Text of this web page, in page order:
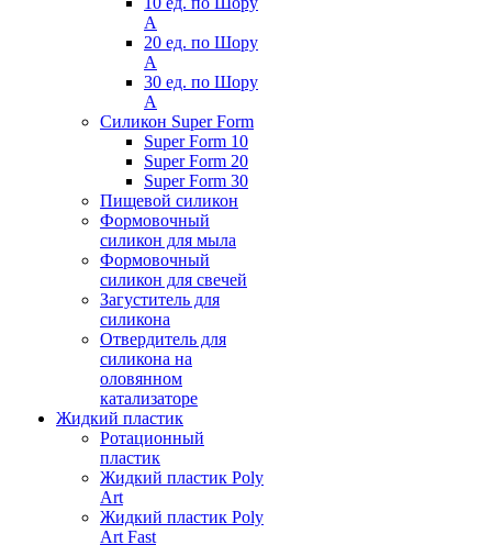
А
20 ед. по Шору
А
30 ед. по Шору
А
Силикон Super Form
Super Form 10
Super Form 20
Super Form 30
Пищевой силикон
Формовочный
силикон для мыла
Формовочный
силикон для свечей
Загуститель для
силикона
Отвердитель для
силикона на
оловянном
катализаторе
Жидкий пластик
Ротационный
пластик
Жидкий пластик Poly
Art
Жидкий пластик Poly
Art Fast